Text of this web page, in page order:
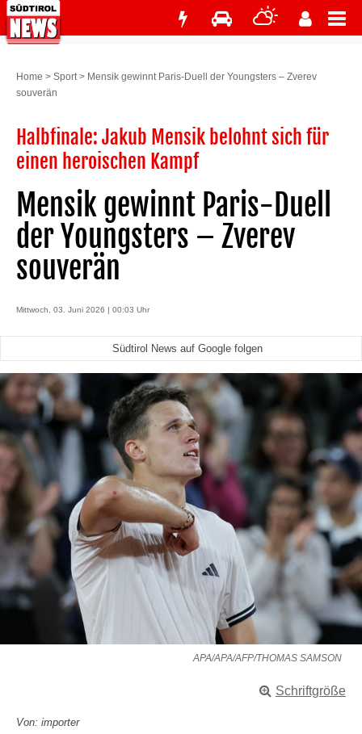
Home > Sport> Mensik gewinnt Paris-Duell der Youngsters – Zverev
souverän
Halbfinale: Jakub Mensik belohnt sich für
einen heroischen Kampf
Mensik gewinnt Paris-Duell
der Youngsters – Zverev
souverän
Mittwoch, 03. Juni 2026 | 00:03 Uhr
Südtirol News auf Google folgen
APA/APA/AFP/THOMAS SAMSON
Schriftgröße
Von: importer